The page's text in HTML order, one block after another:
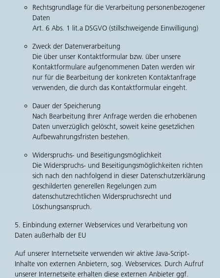
Rechtsgrundlage für die Verarbeitung personenbezogener
Daten
Art. 6 Abs. 1 lit.a DSGVO (stillschweigende Einwilligung)
Zweck der Datenverarbeitung
Die über unser Kontaktformular bzw. über unsere
Kontaktformulare aufgenommenen Daten werden wir
nur für die Bearbeitung der konkreten Kontaktanfrage
verwenden, die durch das Kontaktformular eingeht.
Dauer der Speicherung
Nach Bearbeitung Ihrer Anfrage werden die erhobenen
Daten unverzüglich gelöscht, soweit keine gesetzlichen
Aufbewahrungsfristen bestehen.
Widerspruchs- und Beseitigungsmöglichkeit
Die Widerspruchs- und Beseitigungsmöglichkeiten richten
sich nach den nachfolgend in dieser Datenschutzerklärung
geschilderten generellen Regelungen zum
datenschutzrechtlichen Widerspruchsrecht und
Löschungsanspruch.
5. Einbindung externer Webservices und Verarbeitung von
Daten außerhalb der EU
Auf unserer Internetseite verwenden wir aktive Java-Script-
Inhalte von externen Anbietern, sog. Webservices. Durch Aufruf
unserer Internetseite erhalten diese externen Anbieter ggf.